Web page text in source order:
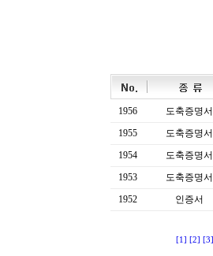
1956 도축증명서
1955
도축증명서
1954
도축증명서
1953
도축증명서
1952
인증서
[1] [2] [3]